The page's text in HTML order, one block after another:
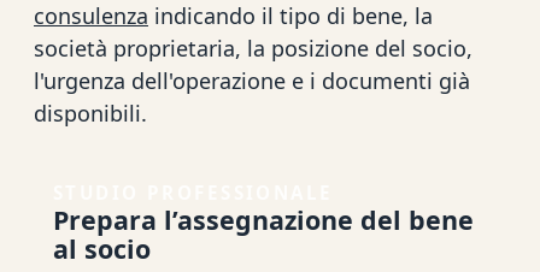
consulenza indicando il tipo di bene, la
società proprietaria, la posizione del socio,
l'urgenza dell'operazione e i documenti già
disponibili.
Prepara l’assegnazione del bene
al socio